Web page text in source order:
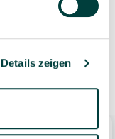
Details zeigen